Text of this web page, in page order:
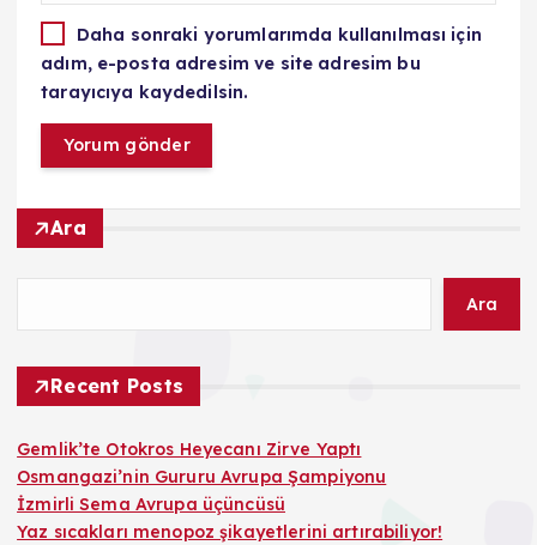
Daha sonraki yorumlarımda kullanılması için
adım, e-posta adresim ve site adresim bu
tarayıcıya kaydedilsin.
Ara
Ara
Recent Posts
Gemlik’te Otokros Heyecanı Zirve Yaptı
Osmangazi’nin Gururu Avrupa Şampiyonu
İzmirli Sema Avrupa üçüncüsü
Yaz sıcakları menopoz şikayetlerini artırabiliyor!